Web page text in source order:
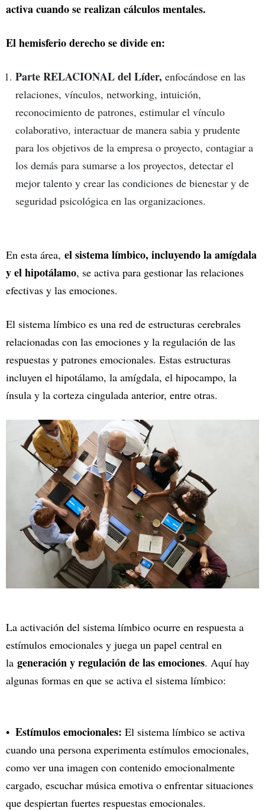
activa cuando se realizan cálculos mentales.
El hemisferio derecho se divide en:
Parte RELACIONAL del Líder, enfocándose en las
relaciones, vínculos, networking, intuición,
reconocimiento de patrones, estimular el vínculo
colaborativo, interactuar de manera sabia y prudente
para los objetivos de la empresa o proyecto, contagiar a
los demás para sumarse a los proyectos, detectar el
mejor talento y crear las condiciones de bienestar y de
seguridad psicológica en las organizaciones.
En esta área, el sistema límbico, incluyendo la amígdala
y el hipotálamo, se activa para gestionar las relaciones
efectivas y las emociones.
El sistema límbico es una red de estructuras cerebrales
relacionadas con las emociones y la regulación de las
respuestas y patrones emocionales. Estas estructuras
incluyen el hipotálamo, la amígdala, el hipocampo, la
ínsula y la corteza cingulada anterior, entre otras.
La activación del sistema límbico ocurre en respuesta a
estímulos emocionales y juega un papel central en
la generación y regulación de las emociones. Aquí hay
algunas formas en que se activa el sistema límbico:
Estímulos emocionales: El sistema límbico se activa
cuando una persona experimenta estímulos emocionales,
como ver una imagen con contenido emocionalmente
cargado, escuchar música emotiva o enfrentar situaciones
que despiertan fuertes respuestas emocionales.